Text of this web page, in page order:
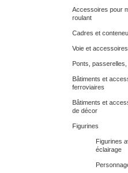
Accessoires pour
roulant
Cadres et
Voie et
Ponts, passerelles,
Bâtiments et
ferroviaires
Bâtiments et
de décor
Figurines
Figurines
éclairage